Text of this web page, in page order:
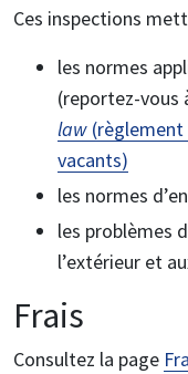
Ces inspections
les normes
(reportez-vous
law
vacants)
les normes
les problèmes
l’extérieur et
Frais
Consultez la page